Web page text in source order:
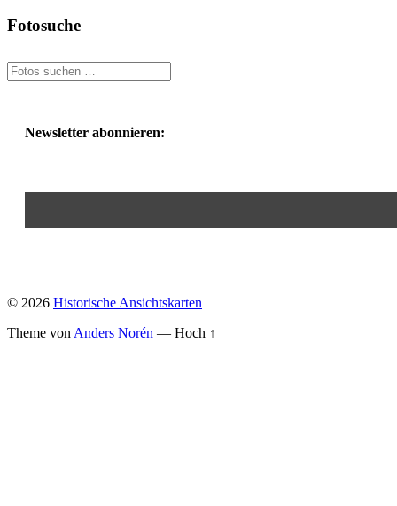
Fotosuche
Newsletter abonnieren:
© 2026 Historische Ansichtskarten
Theme von Anders Norén — Hoch ↑